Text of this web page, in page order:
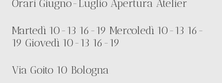
Orari Giugno-Luglio Apertura Atelier
Martedì 10-13 16-19 Mercoledì 10-13 16-
19 Giovedì 10-13 16-19
Via Goito 10 Bologna